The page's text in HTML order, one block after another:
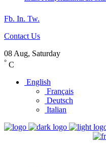
Fb. In. Tw.
Contact Us
08 Aug, Saturday
° C
English
Français
Deutsch
Italian